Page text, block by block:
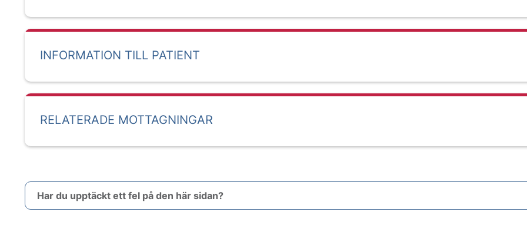
INFORMATION TILL PATIENT
RELATERADE MOTTAGNINGAR
Har du upptäckt ett fel på den här sidan?